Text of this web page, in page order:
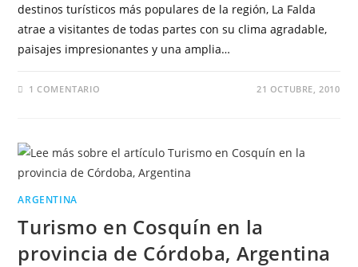
destinos turísticos más populares de la región, La Falda
atrae a visitantes de todas partes con su clima agradable,
paisajes impresionantes y una amplia…
1 COMENTARIO 21 OCTUBRE, 2010
ARGENTINA
Turismo en Cosquín en la
provincia de Córdoba, Argentina